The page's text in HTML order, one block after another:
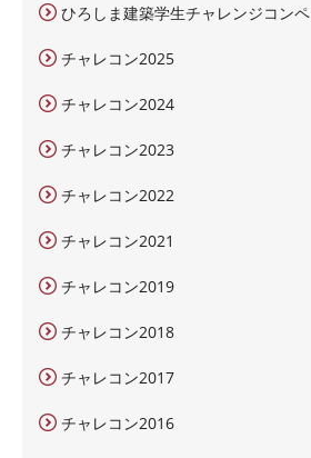
ひろしま建築学生チャレンジコンペ
チャレコン2025
チャレコン2024
チャレコン2023
チャレコン2022
チャレコン2021
チャレコン2019
チャレコン2018
チャレコン2017
チャレコン2016